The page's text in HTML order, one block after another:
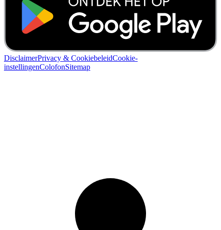
DisclaimerPrivacy & CookiebeleidCookie-
instellingenColofonSitemap